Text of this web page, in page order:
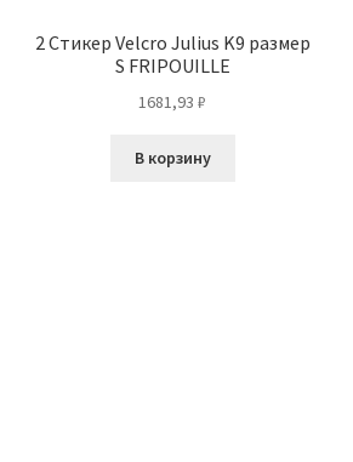
2 Стикер Velcro Julius K9 размер
S FRIPOUILLE
1681,93₽
В корзину